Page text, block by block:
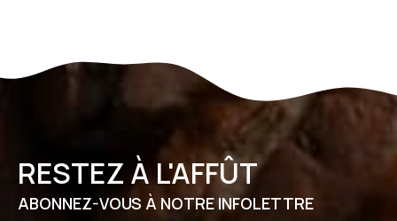
RESTEZ À L'AFFÛT
ABONNEZ-VOUS À NOTRE INFOLETTRE